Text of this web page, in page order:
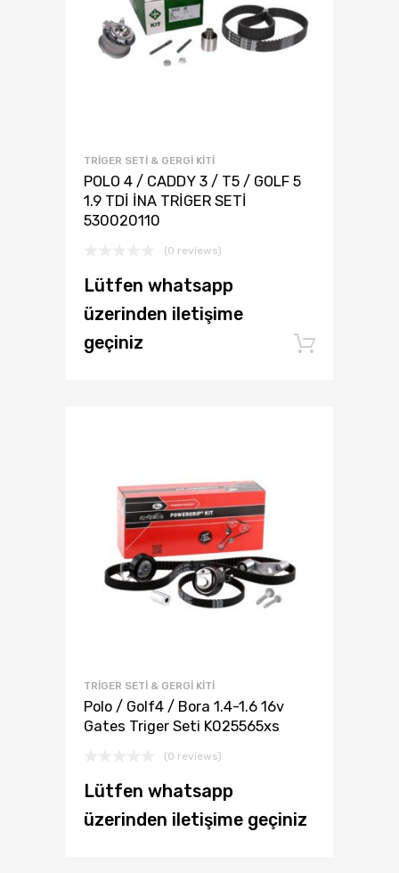
TRİGER SETİ & GERGİ KİTİ
POLO 4 / CADDY 3 / T5 / GOLF 5
1.9 TDİ İNA TRİGER SETİ
530020110
(0 reviews)
Lütfen whatsapp
üzerinden iletişime
geçiniz
TRİGER SETİ & GERGİ KİTİ
Polo / Golf4 / Bora 1.4-1.6 16v
Gates Triger Seti K025565xs
(0 reviews)
Lütfen whatsapp
üzerinden iletişime geçiniz